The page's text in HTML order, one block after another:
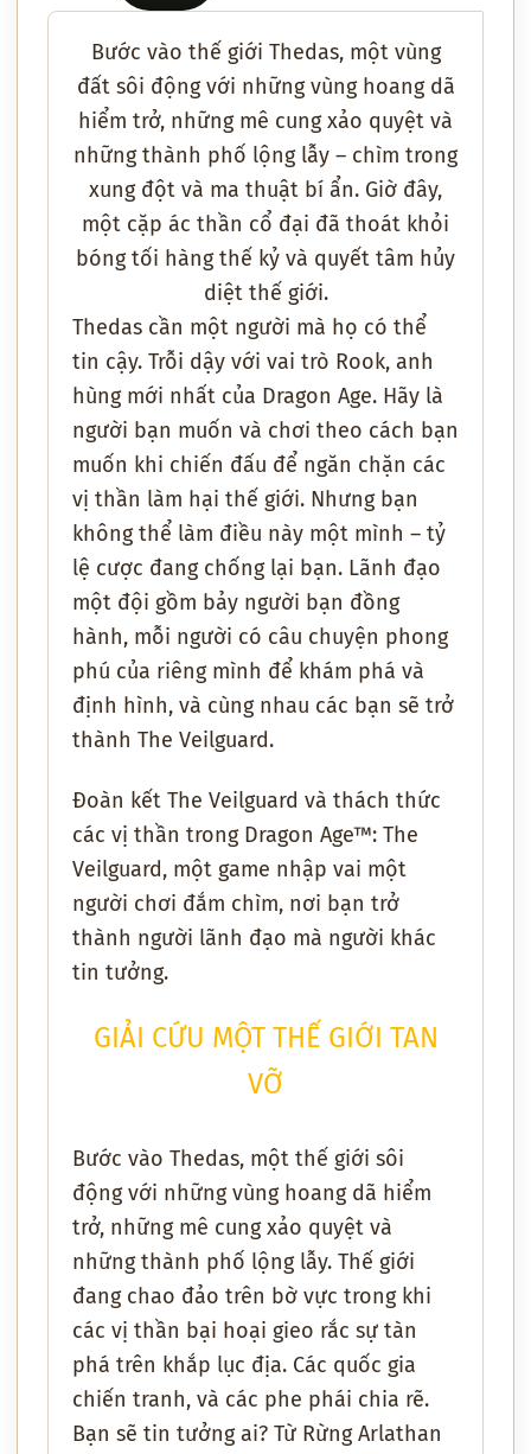
Bước vào thế giới Thedas, một vùng
đất sôi động với những vùng hoang dã
hiểm trở, những mê cung xảo quyệt và
những thành phố lộng lẫy – chìm trong
xung đột và ma thuật bí ẩn. Giờ đây,
một cặp ác thần cổ đại đã thoát khỏi
bóng tối hàng thế kỷ và quyết tâm hủy
diệt thế giới.
Thedas cần một người mà họ có thể
tin cậy. Trỗi dậy với vai trò Rook, anh
hùng mới nhất của Dragon Age. Hãy là
người bạn muốn và chơi theo cách bạn
muốn khi chiến đấu để ngăn chặn các
vị thần làm hại thế giới. Nhưng bạn
không thể làm điều này một mình – tỷ
lệ cược đang chống lại bạn. Lãnh đạo
một đội gồm bảy người bạn đồng
hành, mỗi người có câu chuyện phong
phú của riêng mình để khám phá và
định hình, và cùng nhau các bạn sẽ trở
thành The Veilguard.
Đoàn kết The Veilguard và thách thức
các vị thần trong Dragon Age™: The
Veilguard, một game nhập vai một
người chơi đắm chìm, nơi bạn trở
thành người lãnh đạo mà người khác
tin tưởng.
GIẢI CỨU MỘT THẾ GIỚI TAN
VỠ
Bước vào Thedas, một thế giới sôi
động với những vùng hoang dã hiểm
trở, những mê cung xảo quyệt và
những thành phố lộng lẫy. Thế giới
đang chao đảo trên bờ vực trong khi
các vị thần bại hoại gieo rắc sự tàn
phá trên khắp lục địa. Các quốc gia
chiến tranh, và các phe phái chia rẽ.
Bạn sẽ tin tưởng ai? Từ Rừng Arlathan